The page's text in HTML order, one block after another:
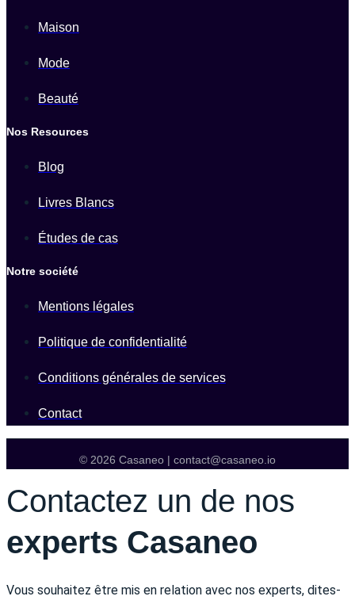
Maison
Mode
Beauté
Nos Resources
Blog
Livres Blancs
Études de cas
Notre société
Mentions légales
Politique de confidentialité
Conditions générales de services
Contact
© 2026 Casaneo | contact@casaneo.io
Contactez un de nos
experts Casaneo
Vous souhaitez être mis en relation avec nos experts, dites-